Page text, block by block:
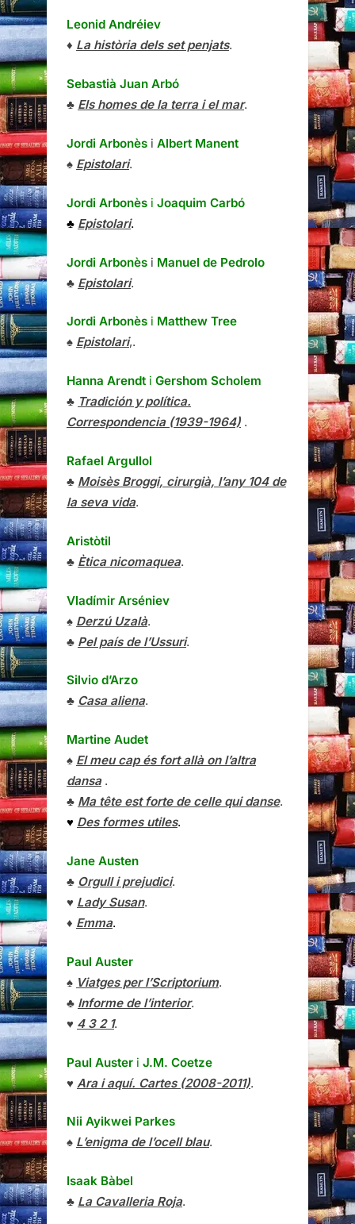
Leonid Andréiev
♦ La història dels set penjats.
Sebastià Juan Arbó
♣ Els homes de la terra i el mar.
Jordi Arbonès i Albert Manent
♠ Epistolari.
Jordi Arbonès i Joaquim Carbó
♣ Epistolari.
Jordi Arbonès i Manuel de Pedrolo
♣ Epistolari.
Jordi Arbonès i Matthew Tree
♠ Epistolari,.
Hanna Arendt i Gershom Scholem
♣ Tradición y política.
Correspondencia (1939-1964) .
Rafael Argullol
♣ Moisès Broggi, cirurgià, l’any 104 de
la seva vida.
Aristòtil
♣ Ètica nicomaquea.
Vladímir Arséniev
♠ Derzú Uzalà.
♣ Pel país de l’Ussuri.
Silvio d’Arzo
♣ Casa aliena.
Martine Audet
♠ El meu cap és fort allà on l’altra
dansa.
♣ Ma tête est forte de celle qui danse.
♥ Des formes utiles.
Jane Austen
♣ Orgull i prejudici.
♥ Lady Susan.
♦ Emma.
Paul Auster
♠ Viatges per l’Scriptorium.
♣ Informe de l’interior.
♥ 4 3 2 1.
Paul Auster i J.M. Coetze
♥ Ara i aquí. Cartes (2008-2011).
Nii Ayikwei Parkes
♠ L’enigma de l’ocell blau.
Isaak Bàbel
♣ La Cavalleria Roja.